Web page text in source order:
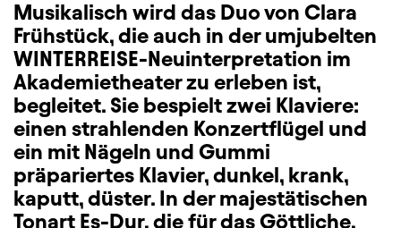
Musikalisch wird das Duo von Clara
Frühstück, die auch in der umjubelten
WINTERREISE-Neuinterpretation im
Akademietheater zu erleben ist,
begleitet. Sie bespielt zwei Klaviere:
einen strahlenden Konzertflügel und
ein mit Nägeln und Gummi
präpariertes Klavier, dunkel, krank,
kaputt, düster. In der majestätischen
Tonart Es-Dur, die für das Göttliche,